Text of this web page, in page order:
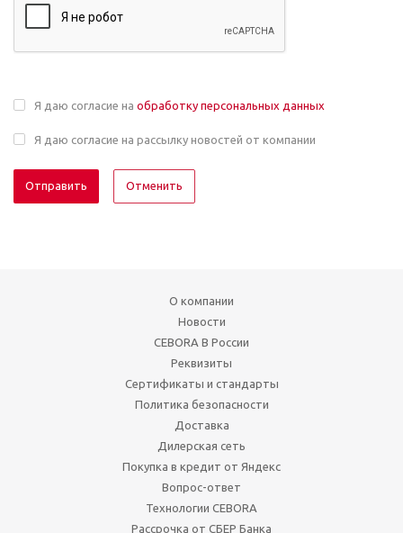
Я даю согласие на обработку персональных данных
Я даю согласие на рассылку новостей от компании
Отменить
О компании
Новости
CEBORA В России
Реквизиты
Сертификаты и стандарты
Политика безопасности
Доставка
Дилерская сеть
Покупка в кредит от Яндекс
Вопрос-ответ
Технологии CEBORA
Рассрочка от СБЕР Банка